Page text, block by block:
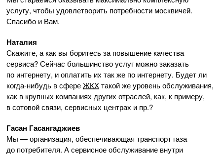
услугу, чтобы удовлетворить потребности москвичей.
Спасибо и Вам.
Наталия
Скажите, а как вы боритесь за повышение качества
сервиса? Сейчас большинство услуг можно заказать
по интернету, и оплатить их так же по интернету. Будет ли
когда-нибудь в сфереЖКХтакой же уровень обслуживания,
как в крупных компаниях других отраслей, как, к примеру,
в сотовой связи, сервисных центрах и пр.?
Гасан Гасангаджиев
Мы — организация, обеспечивающая транспорт газа
до потребителя. А сервисное обслуживание внутри